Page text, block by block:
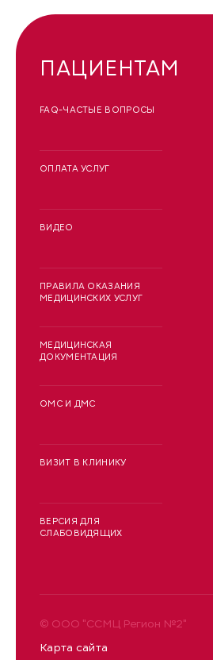
ПАЦИЕНТАМ
FAQ-ЧАСТЫЕ ВОПРОСЫ
ОПЛАТА УСЛУГ
ВИДЕО
ПРАВИЛА ОКАЗАНИЯ
МЕДИЦИНСКИХ УСЛУГ
МЕДИЦИНСКАЯ
ДОКУМЕНТАЦИЯ
ОМС И ДМС
ВИЗИТ В КЛИНИКУ
ВЕРСИЯ ДЛЯ
СЛАБОВИДЯЩИХ
© ООО "ССМЦ Регион №2"
Карта сайта